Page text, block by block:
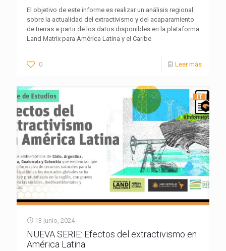
El objetivo de este informe es realizar un análisis regional
sobre la actualidad del extractivismo y del acaparamiento
de tierras a partir de los datos disponibles en la plataforma
Land Matrix para América Latina y el Caribe
0 Leer más
13 junio, 2024
NUEVA SERIE: Efectos del extractivismo en
América Latina